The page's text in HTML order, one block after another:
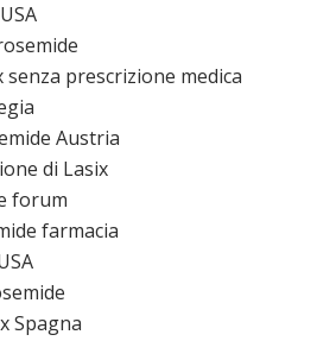
prescrizione medica
Austria
di Lasix
forum
farmacia
Spagna